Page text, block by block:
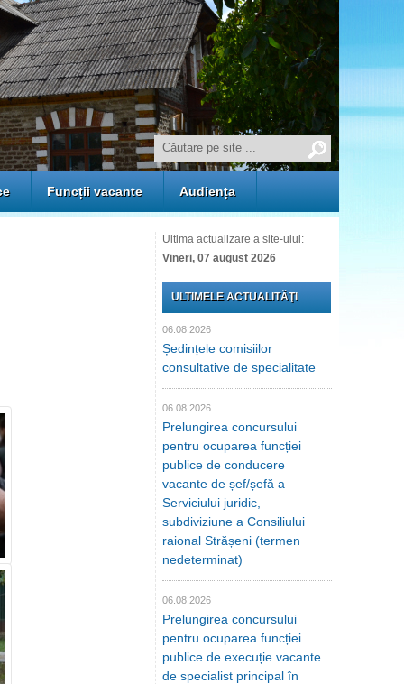
Funcții vacante Audiența
Ultima actualizare a site-ului:
Vineri, 07 august 2026
ULTIMELE ACTUALITĂŢI
06.08.2026
Ședințele comisiilor
consultative de specialitate
06.08.2026
Prelungirea concursului
pentru ocuparea funcției
publice de conducere
vacante de șef/șefă a
Serviciului juridic,
subdiviziune a Consiliului
raional Strășeni (termen
nedeterminat)
06.08.2026
Prelungirea concursului
pentru ocuparea funcției
publice de execuție vacante
de specialist principal în